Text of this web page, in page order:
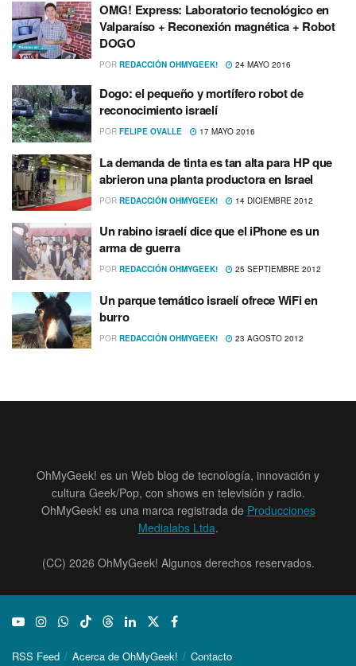
OMG! Express: Laboratorio tecnológico en
Valparaí­so + Reconexión magnética + Robot
DOGO
POR REDACCIÓN OHMYGEEK! 24 MAYO 2016
Dogo: el pequeño y mortí­fero robot de
reconocimiento israelí­
POR FELIPE OVALLE 17 MAYO 2016
La demanda de tinta es tan alta para HP que
abrieron una planta productora en Israel
POR REDACCIÓN OHMYGEEK! 14 DICIEMBRE 2012
Un rabino israelí­ dice que el iPhone es un
arma de guerra
POR REDACCIÓN OHMYGEEK! 25 SEPTIEMBRE 2012
Un parque temático israelí­ ofrece WiFi en
burro
POR REDACCIÓN OHMYGEEK! 23 AGOSTO 2012
OhMyGeek! es un Web blog de tecnología, innovación y
cultura Geek/Pop, con shows en televisión y radio.
OhMyGeek! es una marca registrada de Producciones
Medialabs Ltda.
(CC) 2026 OhMyGeek! Algunos derechos reservados.
RSS Feed Acerca de OhMyGeek! Contacto